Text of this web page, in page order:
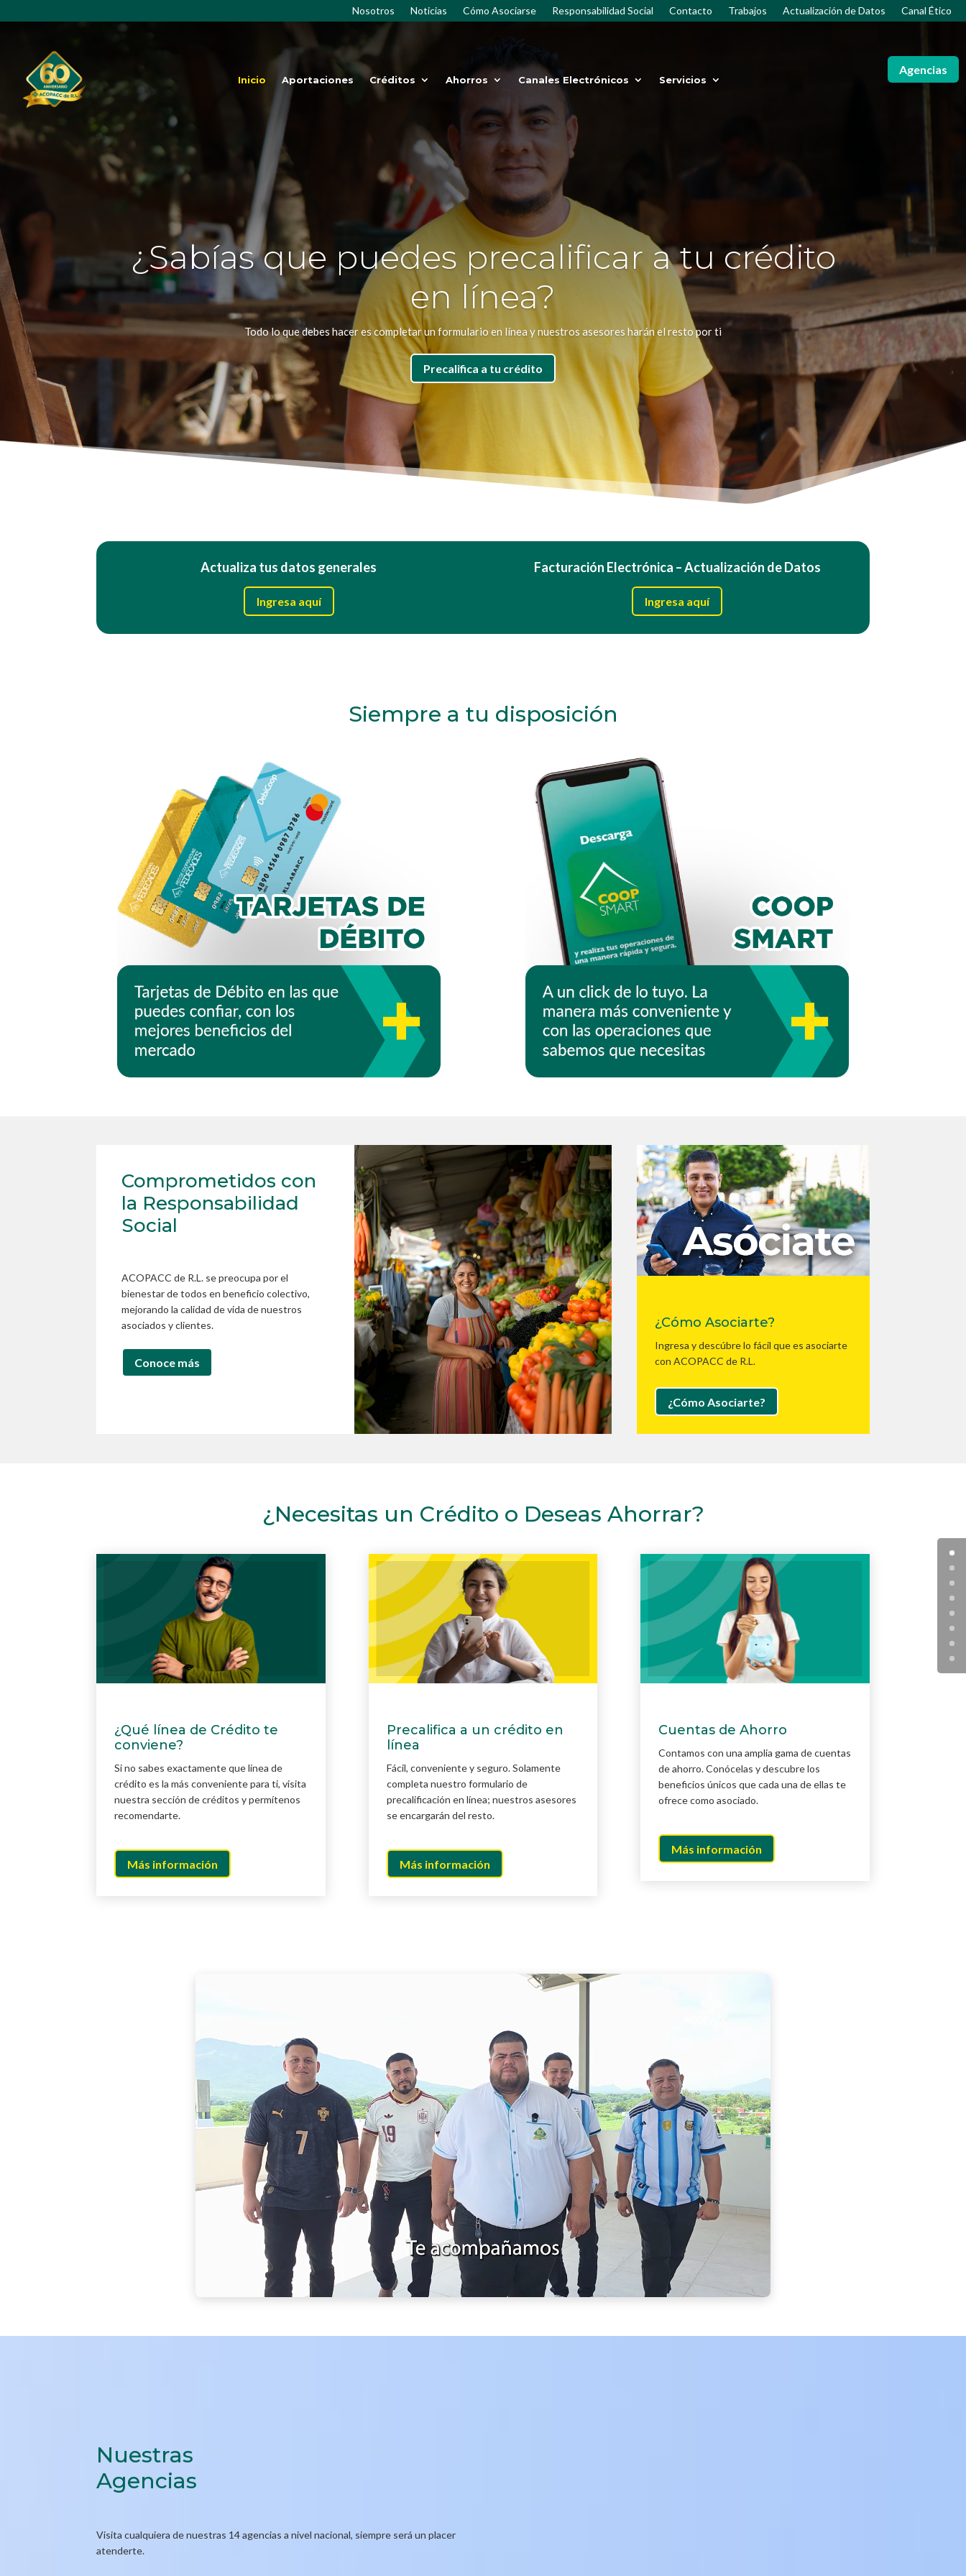
Nosotros Noticias Cómo Asociarse Responsabilidad Social Contacto Trabajos Actualización de Datos Canal Ético
Inicio Aportaciones Créditos Ahorros Canales Electrónicos Servicios
Agencias
¿Sabías que puedes precalificar a tu crédito
en línea?
Todo lo que debes hacer es completar un formulario en línea y nuestros asesores harán el resto por ti
Precalifica a tu crédito
Actualiza tus datos generales
Ingresa aquí
Facturación Electrónica – Actualización de Datos
Ingresa aquí
Siempre a tu disposición
Comprometidos con
la Responsabilidad
Social
ACOPACC de R.L. se preocupa por el
bienestar de todos en beneficio colectivo,
mejorando la calidad de vida de nuestros
asociados y clientes.
Conoce más
¿Cómo Asociarte?
Ingresa y descúbre lo fácil que es asociarte
con ACOPACC de R.L.
¿Cómo Asociarte?
¿Necesitas un Crédito o Deseas Ahorrar?
¿Qué línea de Crédito te
conviene?
Si no sabes exactamente que línea de
crédito es la más conveniente para ti, visita
nuestra sección de créditos y permítenos
recomendarte.
Más información
Precalifica a un crédito en
línea
Fácil, conveniente y seguro. Solamente
completa nuestro formulario de
precalificación en línea; nuestros asesores
se encargarán del resto.
Más información
Cuentas de Ahorro
Contamos con una amplia gama de cuentas
de ahorro. Conócelas y descubre los
beneficios únicos que cada una de ellas te
ofrece como asociado.
Más información
Nuestras
Agencias
Visita cualquiera de nuestras 14 agencias a nivel nacional, siempre será un placer
atenderte.